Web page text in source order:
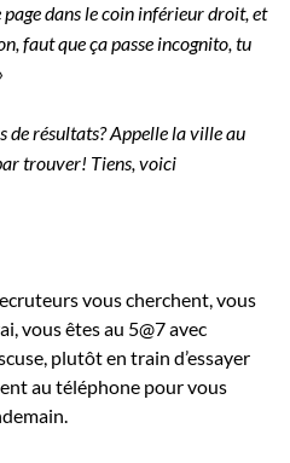
dans le coin inférieur droit, et
faut que ça passe incognito, tu
de résultats? Appelle la ville au
trouver! Tiens, voici
vous cherchent, vous
vous êtes au 5@7 avec
plutôt en train d’essayer
au téléphone pour vous